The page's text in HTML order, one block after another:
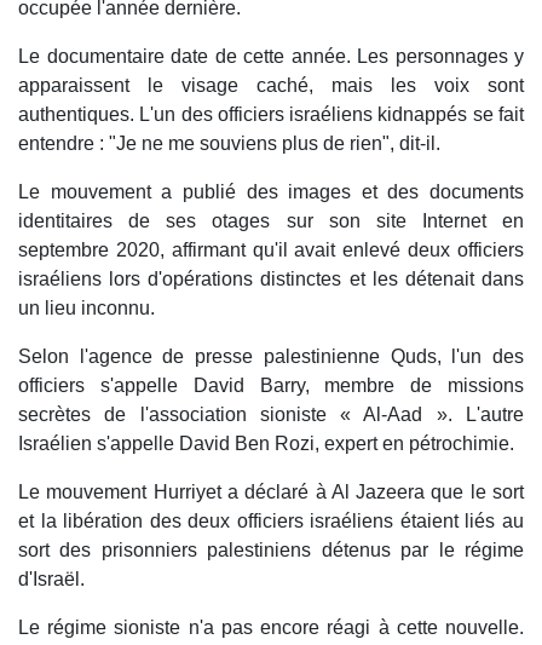
occupée l'année dernière.
Le documentaire date de cette année. Les personnages y
apparaissent le visage caché, mais les voix sont
authentiques. L'un des officiers israéliens kidnappés se fait
entendre : "Je ne me souviens plus de rien", dit-il.
Le mouvement a publié des images et des documents
identitaires de ses otages sur son site Internet en
septembre 2020, affirmant qu'il avait enlevé deux officiers
israéliens lors d'opérations distinctes et les détenait dans
un lieu inconnu.
Selon l'agence de presse palestinienne Quds, l'un des
officiers s'appelle David Barry, membre de missions
secrètes de l'association sioniste « Al-Aad ». L'autre
Israélien s'appelle David Ben Rozi, expert en pétrochimie.
Le mouvement Hurriyet a déclaré à Al Jazeera que le sort
et la libération des deux officiers israéliens étaient liés au
sort des prisonniers palestiniens détenus par le régime
d'Israël.
Le régime sioniste n'a pas encore réagi à cette nouvelle.